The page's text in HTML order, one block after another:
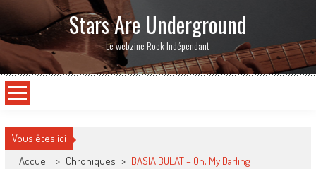
Stars Are Underground
Le webzine Rock Indépendant
Vous êtes ici
Accueil > Chroniques > BASIA BULAT – Oh, My Darling